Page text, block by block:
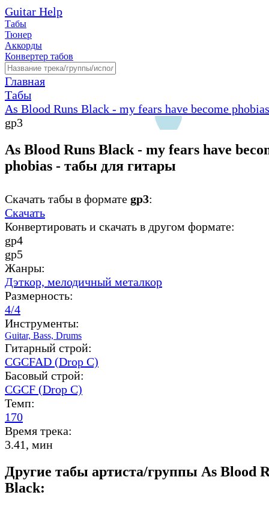
Guitar Help
Табы
Тюнер
Аккорды
Конвертер табов
Главная
Табы
As Blood Runs Black - my fears have become phobias
gp3
As Blood Runs Black - my fears have
phobias - табы для гитары
Скачать табы в формате gp3:
Скачать
Конвертировать и скачать в другом формате:
gp4
gp5
Жанры:
Дэткор, мелодичный металкор
Размерность:
4/4
Инструменты:
Guitar, Bass, Drums
Гитарный строй:
CGCFAD (Drop C)
Басовый строй:
CGCF (Drop C)
Темп:
170
Время трека:
3.41, мин
Другие табы артиста/группы As Blood
Black: